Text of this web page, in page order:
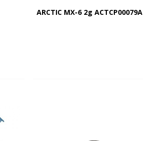
ARCTIC MX-6 2g ACTCP00079A